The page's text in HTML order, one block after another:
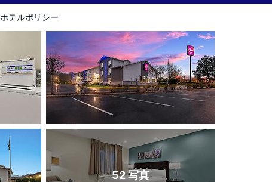
ホテルポリシー
52 写真